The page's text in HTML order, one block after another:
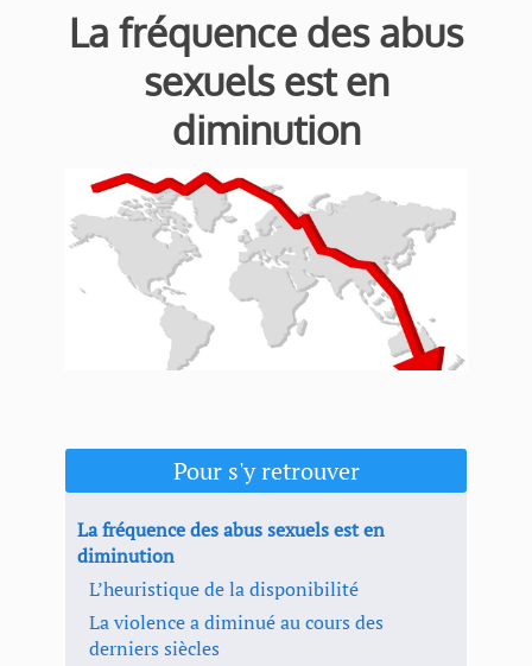
La fréquence des abus
sexuels est en
diminution
​Pour s'y retrouver
La fréquence des abus sexuels est en
diminution
L’heuristique de la disponibilité
La violence a diminué au cours des
derniers siècles